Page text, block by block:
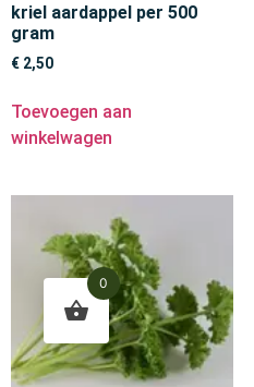
kriel aardappel per 500
gram
€ 2,50
Toevoegen aan
winkelwagen
0